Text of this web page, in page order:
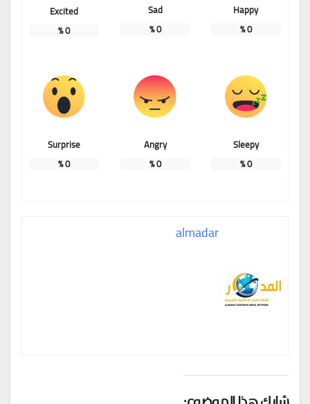
Happy
0
%
Sad
0
%
Excited
0
%
Sleepy
0
%
Angry
0
%
Surprise
0
%
almadar